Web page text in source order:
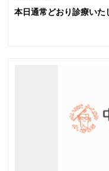
本日通常どおり診療いた